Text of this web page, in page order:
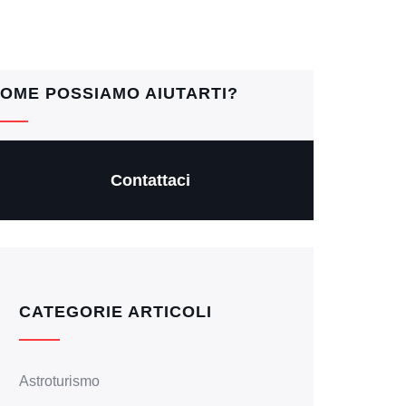
POSSIAMO AIUTARTI?
Contattaci
CATEGORIE ARTICOLI
Astroturismo